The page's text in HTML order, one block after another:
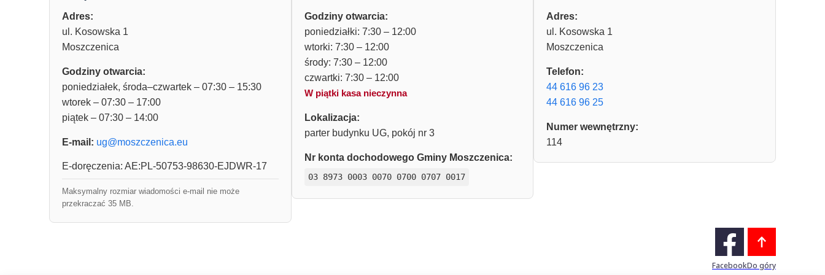
Adres:
ul. Kosowska 1
Moszczenica
Godziny otwarcia:
poniedziałek, środa–czwartek – 07:30 – 15:30
wtorek – 07:30 – 17:00
piątek – 07:30 – 14:00
E-mail: ug@moszczenica.eu
E-doręczenia: AE:PL-50753-98630-EJDWR-17
Maksymalny rozmiar wiadomości e-mail nie może
przekraczać 35 MB.
Godziny otwarcia:
poniedziałki: 7:30 – 12:00
wtorki: 7:30 – 12:00
środy: 7:30 – 12:00
czwartki: 7:30 – 12:00
W piątki kasa nieczynna
Lokalizacja:
parter budynku UG, pokój nr 3
Nr konta dochodowego Gminy Moszczenica:
03 8973 0003 0070 0700 0707 0017
Adres:
ul. Kosowska 1
Moszczenica
Telefon:
44 616 96 23
44 616 96 25
Numer wewnętrzny:
114
FacebookDo góry